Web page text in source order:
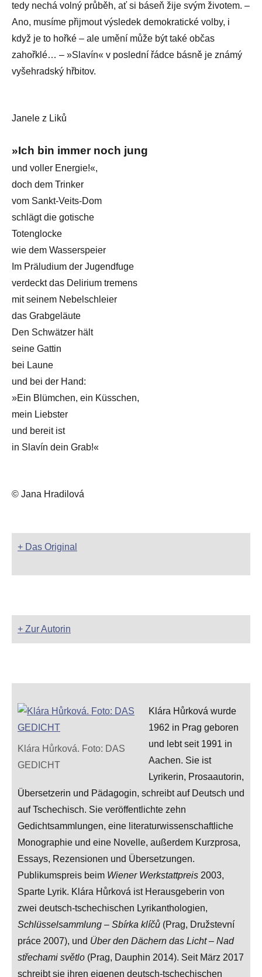
tedy nechá volný průběh, ať si báseň žije svým životem. –
Ano, musíme přijmout výsledek demokratické volby, i
když je to hořké – ale umění může být také občas
zahořklé… – »Slavín« v poslední řádce básně je známý
vyšehradský hřbitov.
Janele z Liků
»Ich bin immer noch jung
und voller Energie!«,
doch dem Trinker
vom Sankt-Veits-Dom
schlägt die gotische
Totenglocke
wie dem Wasserspeier
Im Präludium der Jugendfuge
verdeckt das Delirium tremens
mit seinem Nebelschleier
das Grabgeläute
Den Schwätzer hält
seine Gattin
bei Laune
und bei der Hand:
»Ein Blümchen, ein Küsschen,
mein Liebster
und bereit ist
in Slavín dein Grab!«
© Jana Hradilová
+ Das Original
+ Zur Autorin
Klára Hůrková. Foto: DAS
GEDICHT
Klára Hůrková wurde
1962 in Prag geboren
und lebt seit 1991 in
Aachen. Sie ist
Lyrikerin, Prosaautorin,
Übersetzerin und Pädagogin, schreibt auf Deutsch und
auf Tschechisch. Sie veröffentlichte zehn
Gedichtsammlungen, eine literaturwissenschaftliche
Monographie und eine Novelle, außerdem Kurzprosa,
Essays, Rezensionen und Übersetzungen.
Publikumspreis beim Wiener Werkstattpreis 2003,
Sparte Lyrik. Klára Hůrková ist Herausgeberin von
zwei deutsch-tschechischen Lyrikanthologien,
Schlüsselsammlung – Sbírka klíčů (Prag, Družstevní
práce 2007), und Über den Dächern das Licht – Nad
střechami světlo (Prag, Dauphin 2014). Seit März 2017
schreibt sie ihren eigenen deutsch-tschechischen